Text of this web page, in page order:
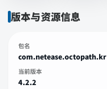
版本与资源信息
包名
com.netease.octopath.kr
当前版本
4.2.2